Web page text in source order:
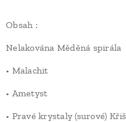
Obsah :
Nelakována Měděná spirála
• Malachit
• Ametyst
• Pravé krystaly (surové)